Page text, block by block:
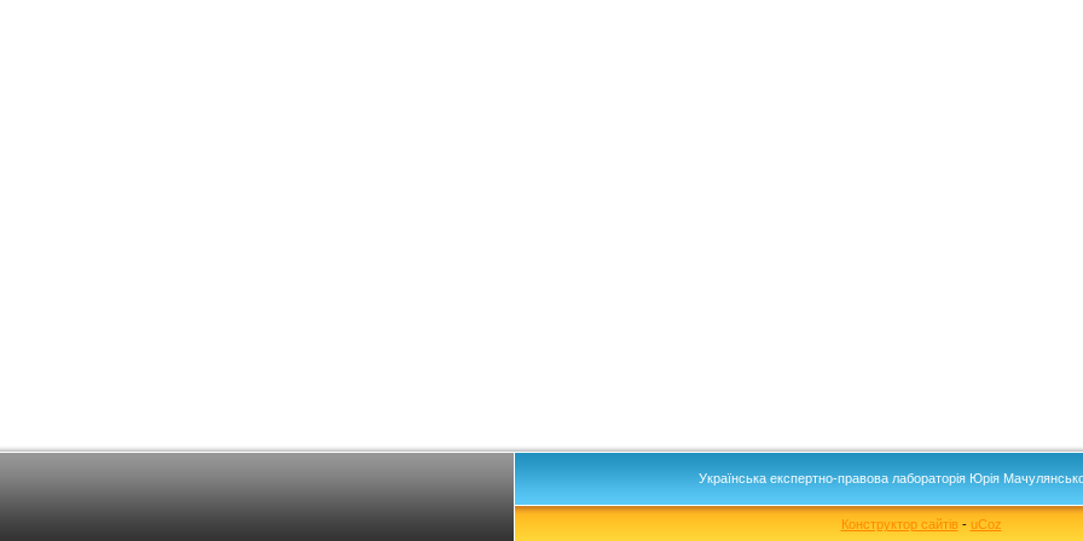
Українська експертно-правова лабораторія Юрія
Конструктор сайтів - uCoz